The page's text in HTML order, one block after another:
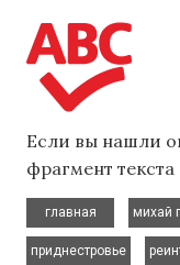
Если вы нашли
фрагмент
главная
михай
приднестровье